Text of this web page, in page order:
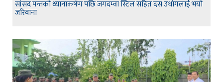
सांसद पन्तकाे ध्यानाकर्षण पछि जगदम्वा स्टिल सहित दस उधाेगलाई भयाे
जरिवाना